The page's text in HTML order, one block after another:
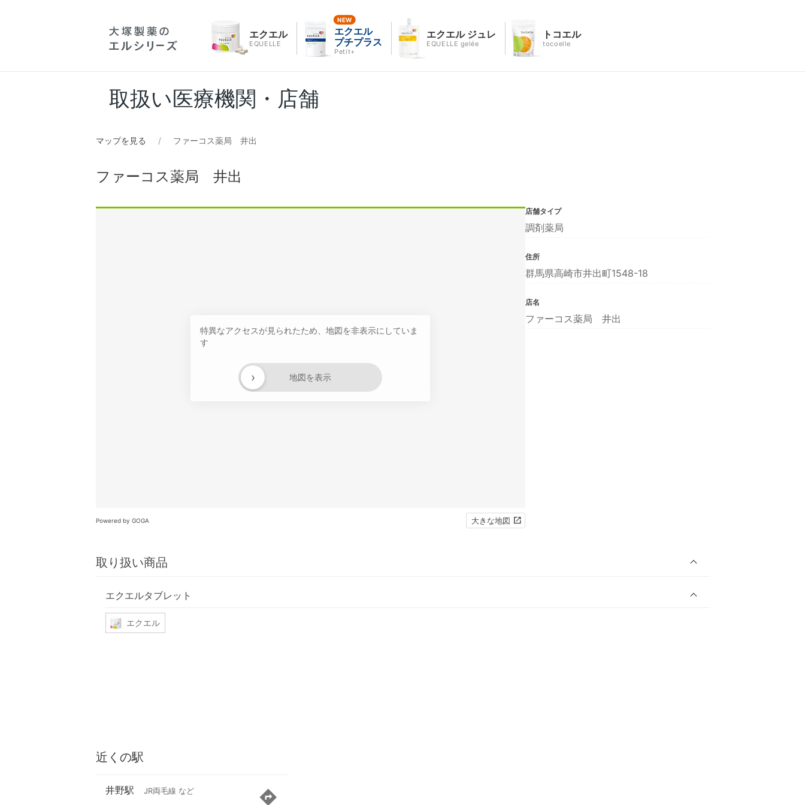
エクエル
EQUELLE
エクエル
プチプラス
Petit+
エクエル ジュレ
EQUELLE gelée
トコエル
tocoelle
取扱い医療機関・店舗
マップを見る ファーコス薬局 井出
ファーコス薬局 井出
特異なアクセスが見られたため、地図を非表示にしていま
す
地図を表示
›
Powered by GOGA 大きな地図
取り扱い商品
エクエルタブレット
エクエル
店舗タイプ
調剤薬局
住所
群馬県高崎市井出町1548-18
店名
ファーコス薬局 井出
近くの駅
井野駅 JR両毛線 など